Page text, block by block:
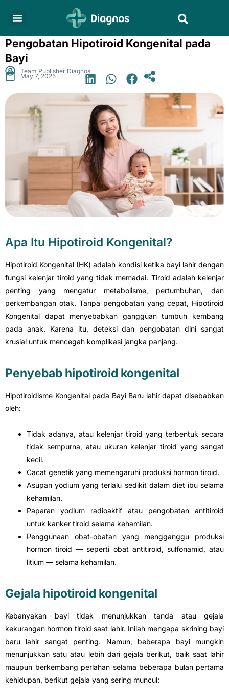
Pengobatan Hipotiroid Kongenital pada
Bayi
Team Publisher Diagnos
May 7, 2025 .
Apa Itu Hipotiroid Kongenital?
Hipotiroid Kongenital (HK) adalah kondisi ketika bayi lahir dengan
fungsi kelenjar tiroid yang tidak memadai. Tiroid adalah kelenjar
penting yang mengatur metabolisme, pertumbuhan, dan
perkembangan otak. Tanpa pengobatan yang cepat, Hipotiroid
Kongenital dapat menyebabkan gangguan tumbuh kembang
pada anak. Karena itu, deteksi dan pengobatan dini sangat
krusial untuk mencegah komplikasi jangka panjang.
Penyebab hipotiroid kongenital
Hipotiroidisme Kongenital pada Bayi Baru lahir dapat disebabkan
oleh:
Tidak adanya, atau kelenjar tiroid yang terbentuk secara
tidak sempurna, atau ukuran kelenjar tiroid yang sangat
kecil.
Cacat genetik yang memengaruhi produksi hormon tiroid.
Asupan yodium yang terlalu sedikit dalam diet ibu selama
kehamilan.
Paparan yodium radioaktif atau pengobatan antitiroid
untuk kanker tiroid selama kehamilan.
Penggunaan obat-obatan yang mengganggu produksi
hormon tiroid — seperti obat antitiroid, sulfonamid, atau
litium — selama kehamilan.
Gejala hipotiroid kongenital
Kebanyakan bayi tidak menunjukkan tanda atau gejala
kekurangan hormon tiroid saat lahir. Inilah mengapa skrining bayi
baru lahir sangat penting. Namun, beberapa bayi mungkin
menunjukkan satu atau lebih dari gejala berikut, baik saat lahir
maupun berkembang perlahan selama beberapa bulan pertama
kehidupan, berikut gejala yang sering muncul: